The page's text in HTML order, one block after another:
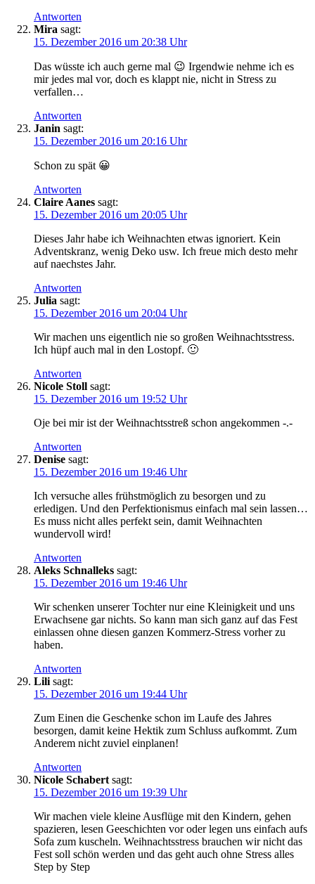
Antworten
Mira sagt:
15. Dezember 2016 um 20:38 Uhr
Das wüsste ich auch gerne mal 😉 Irgendwie nehme ich es
mir jedes mal vor, doch es klappt nie, nicht in Stress zu
verfallen…
Antworten
Janin sagt:
15. Dezember 2016 um 20:16 Uhr
Schon zu spät 😀
Antworten
Claire Aanes sagt:
15. Dezember 2016 um 20:05 Uhr
Dieses Jahr habe ich Weihnachten etwas ignoriert. Kein
Adventskranz, wenig Deko usw. Ich freue mich desto mehr
auf naechstes Jahr.
Antworten
Julia sagt:
15. Dezember 2016 um 20:04 Uhr
Wir machen uns eigentlich nie so großen Weihnachtsstress.
Ich hüpf auch mal in den Lostopf. 🙂
Antworten
Nicole Stoll sagt:
15. Dezember 2016 um 19:52 Uhr
Oje bei mir ist der Weihnachtsstreß schon angekommen -.-
Antworten
Denise sagt:
15. Dezember 2016 um 19:46 Uhr
Ich versuche alles frühstmöglich zu besorgen und zu
erledigen. Und den Perfektionismus einfach mal sein lassen…
Es muss nicht alles perfekt sein, damit Weihnachten
wundervoll wird!
Antworten
Aleks Schnalleks sagt:
15. Dezember 2016 um 19:46 Uhr
Wir schenken unserer Tochter nur eine Kleinigkeit und uns
Erwachsene gar nichts. So kann man sich ganz auf das Fest
einlassen ohne diesen ganzen Kommerz-Stress vorher zu
haben.
Antworten
Lili sagt:
15. Dezember 2016 um 19:44 Uhr
Zum Einen die Geschenke schon im Laufe des Jahres
besorgen, damit keine Hektik zum Schluss aufkommt. Zum
Anderem nicht zuviel einplanen!
Antworten
Nicole Schabert sagt:
15. Dezember 2016 um 19:39 Uhr
Wir machen viele kleine Ausflüge mit den Kindern, gehen
spazieren, lesen Geeschichten vor oder legen uns einfach aufs
Sofa zum kuscheln. Weihnachtsstress brauchen wir nicht das
Fest soll schön werden und das geht auch ohne Stress alles
Step by Step